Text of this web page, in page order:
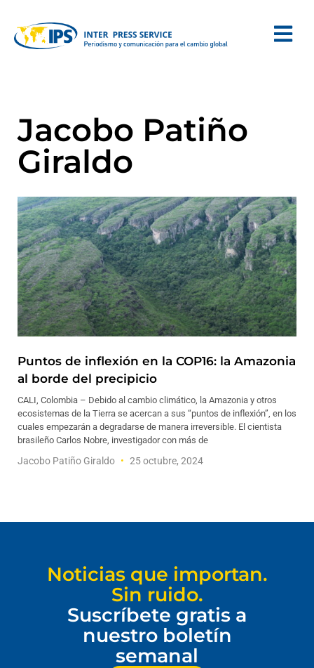
Jacobo Patiño
Giraldo
Puntos de inflexión en la COP16: la Amazonia
al borde del precipicio
CALI, Colombia – Debido al cambio climático, la Amazonia y otros
ecosistemas de la Tierra se acercan a sus “puntos de inflexión”, en los
cuales empezarán a degradarse de manera irreversible. El cientista
brasileño Carlos Nobre, investigador con más de
Jacobo Patiño Giraldo 25 octubre, 2024
Noticias que importan.
Sin ruido.
Suscríbete gratis a
nuestro boletín
semanal